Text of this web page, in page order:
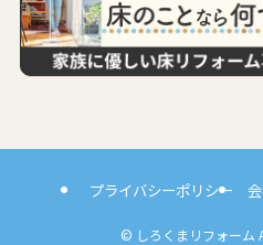
プライバシーポリシー
© しろくまリフォーム